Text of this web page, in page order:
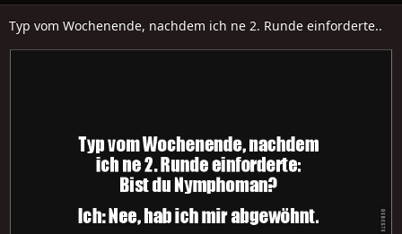
Typ vom Wochenende, nachdem ich ne 2. Runde einforderte..